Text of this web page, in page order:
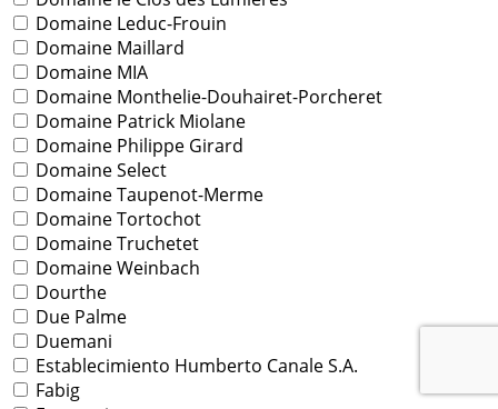
Domaine Leduc-Frouin
Domaine Maillard
Domaine MIA
Domaine Monthelie-Douhairet-Porcheret
Domaine Patrick Miolane
Domaine Philippe Girard
Domaine Select
Domaine Taupenot-Merme
Domaine Tortochot
Domaine Truchetet
Domaine Weinbach
Dourthe
Due Palme
Duemani
Establecimiento Humberto Canale S.A.
Fabig